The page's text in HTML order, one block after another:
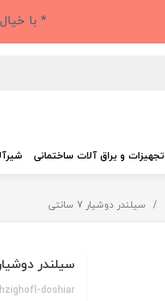
* با
تجهیزات و یراق آلات ساختمانی
سیلندر دوشیار 7 سانتی
سیلندر دوشیار 7
doshiar